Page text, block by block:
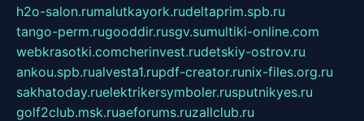
h2o-salon.rumalutkayork.rudeltaprim.spb.ru
tango-perm.rugooddir.rusgv.sumultiki-online.com
webkrasotki.comcherinvest.rudetskiy-ostrov.ru
ankou.spb.rualvesta1.rupdf-creator.runix-files.org.ru
sakhatoday.ruelektrikersymboler.rusputnikyes.ru
golf2club.msk.ruaeforums.ruzallclub.ru